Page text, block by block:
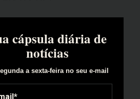
cápsula diária de
notícias
a sexta-feira no seu e-mail